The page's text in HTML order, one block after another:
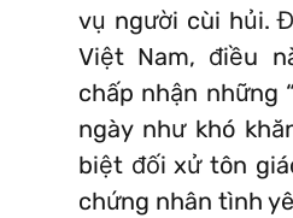
vụ người cùi hủi.
Việt Nam, điều
chấp nhận những
ngày như khó
biệt đối xử tôn
chứng nhân tình